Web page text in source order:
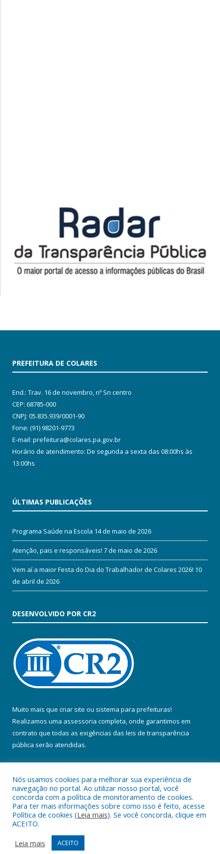
PREFEITURA DE COLARES
End.: Trav. 16 de novembro, nº Sn centro
CEP: 68785-000
CNPJ: 05.835.939/0001-90
Fone: (91) 98201-9773
E-mail: prefeitura@colares.pa.gov.br
Horário de atendimento: De segunda a sexta das 08:00hs às
13:00hs
ÚLTIMAS PUBLICAÇÕES
Programa Saúde na Escola 14 de maio de 2026
Atenção, pais e responsáveis! 7 de maio de 2026
Vem aí a maior Festa do Dia do Trabalhador de Colares 2026! 10
de abril de 2026
DESENVOLVIDO POR CR2
Muito mais que criar site ou sistema para prefeituras!
Realizamos uma assessoria completa, onde garantimos em
contrato que todas as exigências das leis de transparência
pública serão atendidas.
Todos os direitos reservados a Prefeitura Municipal de Colares.
Mapa do Site
Acessar Área Administrativa
Acessar Webmail
Nós usamos cookies para melhorar sua experiência de
navegação no portal. Ao utilizar nosso portal, você
concorda com a política de monitoramento de cookies.
Para ter mais informações sobre como isso é feito, acesse
Política de cookies (Leia mais). Se você concorda, clique em
ACEITO.
Leia mais
ACEITO